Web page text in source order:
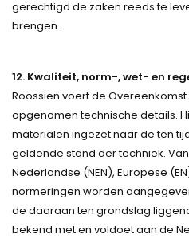
gerechtigd de zaken reeds te
brengen.
12. Kwaliteit, norm-, wet- en
Roossien voert de
opgenomen technische details.
materialen ingezet naar de ten
geldende stand der techniek.
Nederlandse (NEN), Europese
normeringen worden
de daaraan ten grondslag
bekend met en voldoet aan de